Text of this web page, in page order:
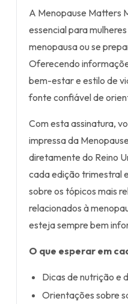
A Menopause Matters
essencial para
menopausa ou se
Oferecendo
bem-estar e estilo de
fonte confiável de
Com esta assinatura,
impressa da
diretamente do Reino
cada edição trimestral
sobre os tópicos mais
relacionados à
esteja sempre bem
O que esperar em
Dicas de nutrição e
Orientações sobre